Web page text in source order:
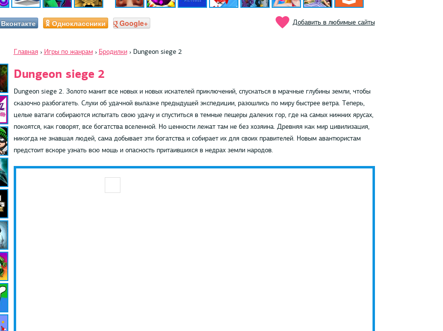
Вконтакте Одноклассники Google+ Добавить в любимые сайты
Главная › Игры по жанрам › Бродилки › Dungeon siege 2
Dungeon siege 2
Dungeon siege 2. Золото манит все новых и новых искателей приключений, спускаться в мрачные глубины земли, чтобы
сказочно разбогатеть. Слухи об удачной вылазке предыдущей экспедиции, разошлись по миру быстрее ветра. Теперь,
целые ватаги собираются испытать свою удачу и спуститься в темные пещеры далеких гор, где на самых нижних ярусах,
покоятся, как говорят, все богатства вселенной. Но ценности лежат там не без хозяина. Древняя как мир цивилизация,
никогда не знавшая людей, сама добывает эти богатства и собирает их для своих правителей. Новым авантюристам
предстоит вскоре узнать всю мощь и опасность притаившихся в недрах земли народов.